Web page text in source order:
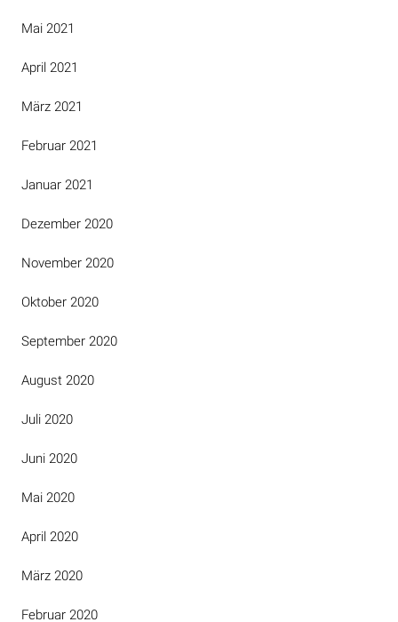
Mai 2021
April 2021
März 2021
Februar 2021
Januar 2021
Dezember 2020
November 2020
Oktober 2020
September 2020
August 2020
Juli 2020
Juni 2020
Mai 2020
April 2020
März 2020
Februar 2020